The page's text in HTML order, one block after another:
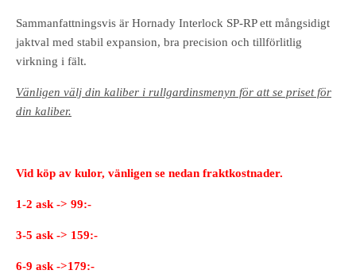
Sammanfattningsvis är Hornady Interlock SP-RP ett mångsidigt
jaktval med stabil expansion, bra precision och tillförlitlig
virkning i fält.
Vänligen välj din kaliber i rullgardinsmenyn för att se priset för
din kaliber.
Vid köp av kulor, vänligen se nedan fraktkostnader.
1-2 ask -> 99:-
3-5 ask -> 159:-
6-9 ask ->179:-